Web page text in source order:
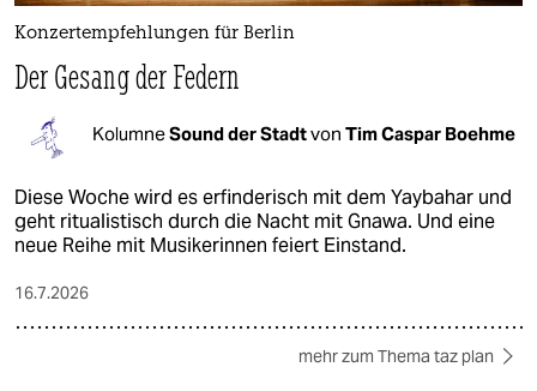
Konzertempfehlungen für Berlin
Der Gesang der Federn
KolumneSound der Stadtvon Tim Caspar Boehme
Diese Woche wird es erfinderisch mit dem Yaybahar und
geht ritualistisch durch die Nacht mit Gnawa. Und eine
neue Reihe mit Musikerinnen feiert Einstand.
16.7.2026
mehr zum Thema taz plan